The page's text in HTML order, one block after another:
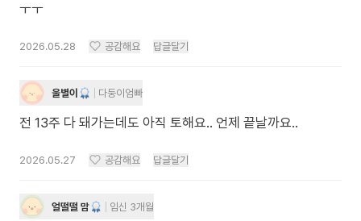
ㅜㅜ
2026.05.28 공감해요 답글달기
울별이 다둥이엄빠
전 13주 다 돼가는데도 아직 토해요.. 언제 끝날까요..
2026.05.27 공감해요 답글달기
얼떨떨 맘 임신 3개월